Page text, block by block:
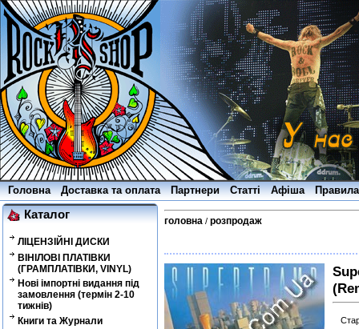
Головна Доставка та оплата Партнери Статті Афіша
Каталог
ЛІЦЕНЗІЙНІ ДИСКИ
ВІНІЛОВІ ПЛАТІВКИ
(ГРАМПЛАТІВКИ, VINYL)
Нові імпортні видання під
замовлення (термін 2-10
тижнів)
Книги та Журнали
головна / розпродаж